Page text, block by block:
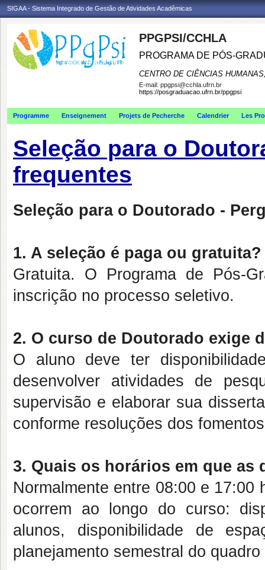
SIGAA - Sistema Integrado de Gestão de Atividades Acadêmicas
PPGPSI/CCHLA
PROGRAMA DE PÓS-
CENTRO DE CIÊNCIAS
E-mail: ppgpsi@cchla.ufrn.br
https://posgraduacao.ufrn.br/ppgpsi
Programme Enseignement Projets de Pecherche Calendrier Les
Seleção para o
frequentes
Seleção para o Doutorado -
1. A seleção é paga ou gratuita?
Gratuita. O Programa de Pós-
inscrição no processo seletivo.
2. O curso de Doutorado exige
O aluno deve ter
desenvolver atividades de
supervisão e elaborar sua
conforme resoluções dos
3. Quais os horários em que
Normalmente entre 08:00 e
ocorrem ao longo do curso:
alunos, disponibilidade de
planejamento semestral do